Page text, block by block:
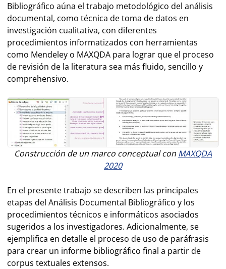
Bibliográfico aúna el trabajo metodológico del análisis
documental, como técnica de toma de datos en
investigación cualitativa, con diferentes
procedimientos informatizados con herramientas
como Mendeley o MAXQDA para lograr que el proceso
de revisión de la literatura sea más fluido, sencillo y
comprehensivo.
Construcción de un marco conceptual con MAXQDA
2020
En el presente trabajo se describen las principales
etapas del Análisis Documental Bibliográfico y los
procedimientos técnicos e informáticos asociados
sugeridos a los investigadores. Adicionalmente, se
ejemplifica en detalle el proceso de uso de paráfrasis
para crear un informe bibliográfico final a partir de
corpus textuales extensos.